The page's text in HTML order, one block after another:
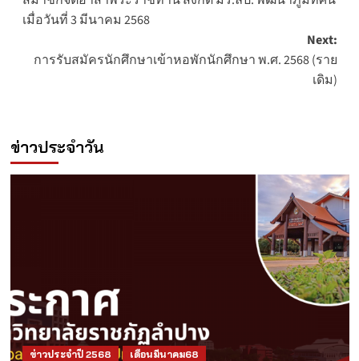
navigation
เมื่อวันที่ 3 มีนาคม 2568
Next:
การรับสมัครนักศึกษาเข้าหอพักนักศึกษา พ.ศ. 2568 (ราย
เดิม)
ข่าวประจำวัน
ข่าวประจำปี 2568 เดือนมีนาคม68